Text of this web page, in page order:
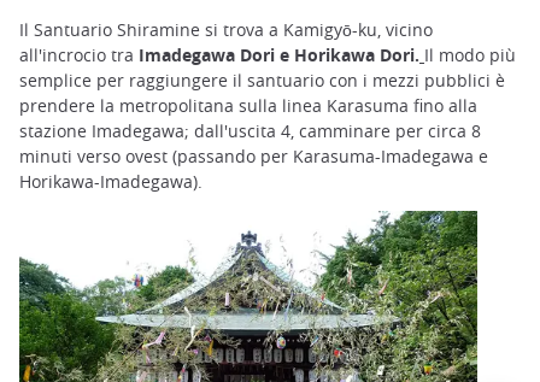
Il Santuario Shiramine si trova a Kamigyō-ku, vicino
all'incrocio tra Imadegawa Dori e Horikawa Dori. Il modo più
semplice per raggiungere il santuario con i mezzi pubblici è
prendere la metropolitana sulla linea Karasuma fino alla
stazione Imadegawa; dall'uscita 4, camminare per circa 8
minuti verso ovest (passando per Karasuma-Imadegawa e
Horikawa-Imadegawa).